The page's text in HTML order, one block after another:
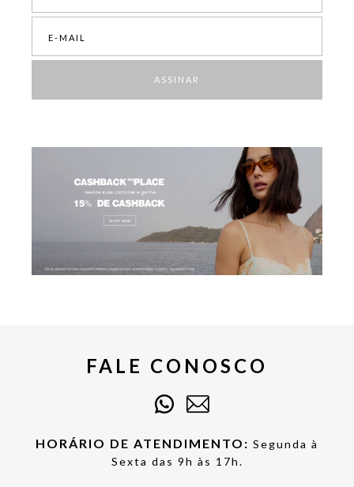
ASSINAR
FALE CONOSCO
HORÁRIO DE ATENDIMENTO: Segunda à
Sexta das 9h às 17h.